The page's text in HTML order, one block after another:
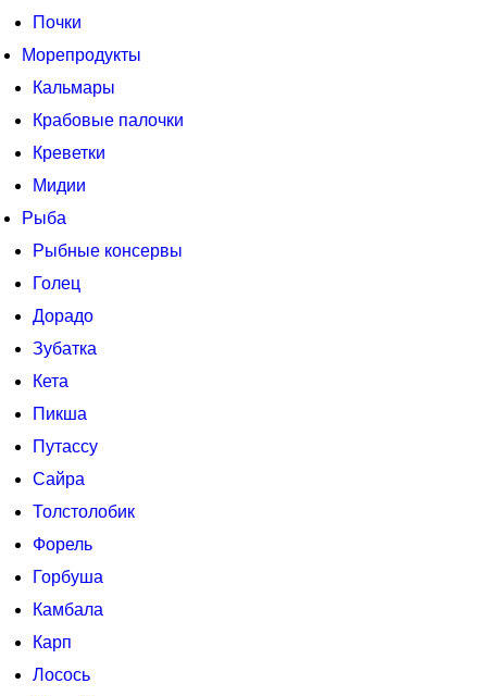
Почки
Морепродукты
Кальмары
Крабовые палочки
Креветки
Мидии
Рыба
Рыбные консервы
Голец
Дорадо
Зубатка
Кета
Пикша
Путассу
Сайра
Толстолобик
Форель
Горбуша
Камбала
Карп
Лосось